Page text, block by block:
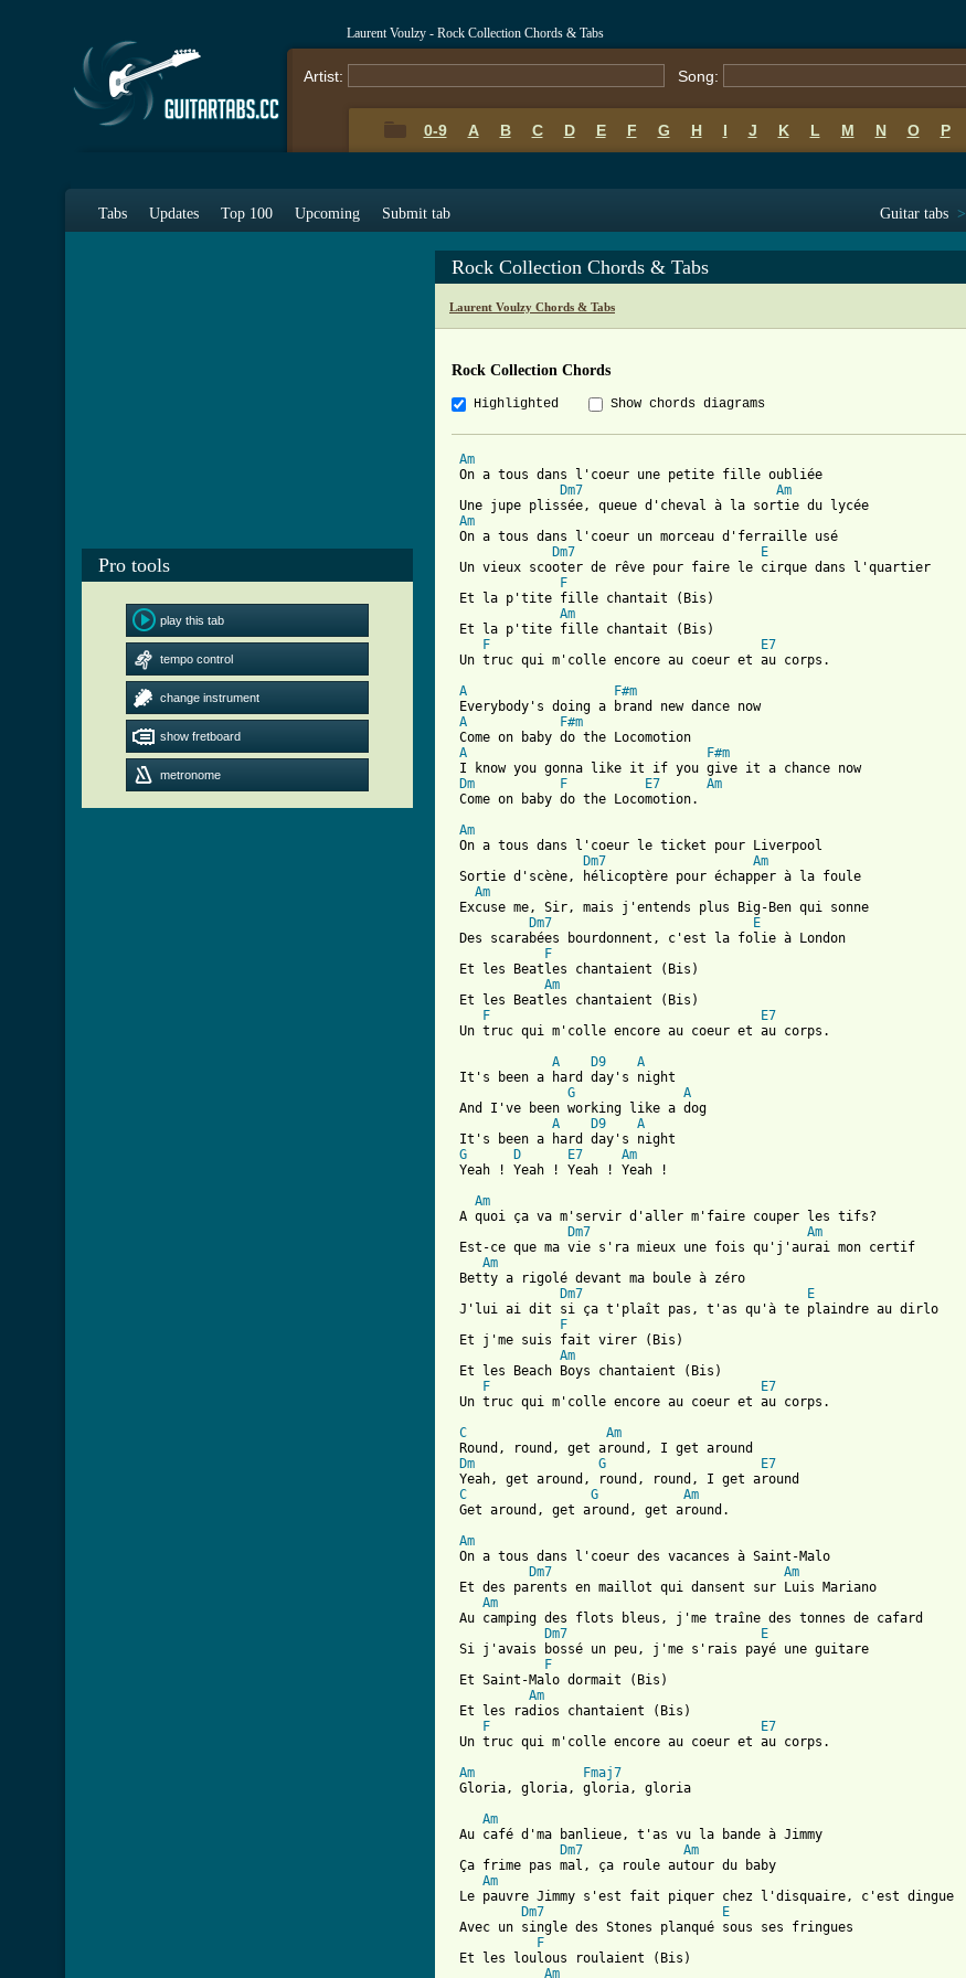
Laurent Voulzy - Rock Collection Chords & Tabs
Artist: Song:
0-9 A B C D E F G H I J K L M N O P
Tabs Updates Top 100 Upcoming Submit tab Guitar tabs >
Pro tools
play this tab
tempo control
change instrument
show fretboard
metronome
Rock Collection Chords & Tabs
Laurent Voulzy Chords & Tabs
Rock Collection Chords
Highlighted Show chords diagrams
Am
On a tous dans l'coeur une petite fille oubliée
Dm7
Am
Une jupe plissée, queue d'cheval à la sortie du lycée
Am
On a tous dans l'coeur un morceau d'ferraille usé
Dm7
E
Un vieux scooter de rêve pour faire le cirque dans l'quartier
F
Et la p'tite fille chantait (Bis)
Am
Et la p'tite fille chantait (Bis)
F
E7
Un truc qui m'colle encore au coeur et au corps.
A
F#m
Everybody's doing a brand new dance now
A
F#m
Come on baby do the Locomotion
A
F#m
I know you gonna like it if you give it a chance now
Dm
F E7
Am
Come on baby do the Locomotion.
Am
On a tous dans l'coeur le ticket pour Liverpool
Dm7
Am
Sortie d'scène, hélicoptère pour échapper à la foule
Am
Excuse me, Sir, mais j'entends plus Big-Ben qui sonne
Dm7
E
Des scarabées bourdonnent, c'est la folie à London
F
Et les Beatles chantaient (Bis)
Am
Et les Beatles chantaient (Bis)
F
E7
Un truc qui m'colle encore au coeur et au corps.
A
D9
A
It's been a hard day's night
G
A
And I've been working like a dog
A
D9
A
It's been a hard day's night
G
D E7
Am
Yeah ! Yeah ! Yeah ! Yeah !
Am
A quoi ça va m'servir d'aller m'faire couper les tifs?
Dm7
Am
Est-ce que ma vie s'ra mieux une fois qu'j'aurai mon certif
Am
Betty a rigolé devant ma boule à zéro
Dm7
E
J'lui ai dit si ça t'plaît pas, t'as qu'à te plaindre au dirlo
F
Et j'me suis fait virer (Bis)
Am
Et les Beach Boys chantaient (Bis)
F
E7
Un truc qui m'colle encore au coeur et au corps.
C
Am
Round, round, get around, I get around
Dm
G
E7
Yeah, get around, round, round, I get around
C
G
Am
Get around, get around, get around.
Am
On a tous dans l'coeur des vacances à Saint-Malo
Dm7
Am
Et des parents en maillot qui dansent sur Luis Mariano
Am
Au camping des flots bleus, j'me traîne des tonnes de cafard
Dm7
E
Si j'avais bossé un peu, j'me s'rais payé une guitare
F
Et Saint-Malo dormait (Bis)
Am
Et les radios chantaient (Bis)
F
E7
Un truc qui m'colle encore au coeur et au corps.
Am
Fmaj7
Gloria, gloria, gloria, gloria
Am
Au café d'ma banlieue, t'as vu la bande à Jimmy
Dm7
Am
Ça frime pas mal, ça roule autour du baby
Am
Le pauvre Jimmy s'est fait piquer chez l'disquaire, c'est dingue
Dm7
E
Avec un single des Stones planqué sous ses fringues
F
Et les loulous roulaient (Bis)
Am